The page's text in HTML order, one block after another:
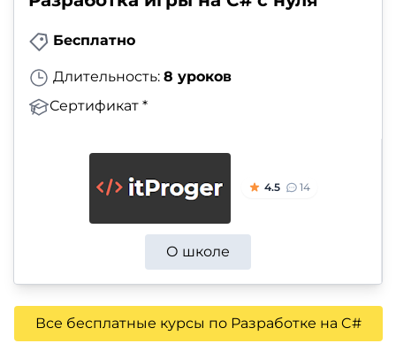
Бесплатно
Длительность: 8 уроков
Сертификат *
4.5 14
О школе
Все бесплатные курсы по Разработке на C#